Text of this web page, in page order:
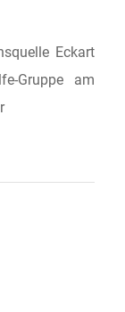
Eckart
Gruppe am